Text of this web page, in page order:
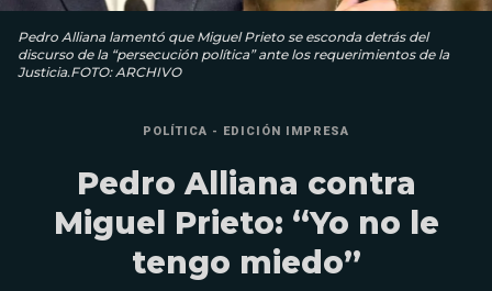
Pedro Alliana lamentó que Miguel Prieto se esconda detrás del
discurso de la “persecución política” ante los requerimientos de la
Justicia.FOTO: ARCHIVO
POLÍTICA - EDICIÓN IMPRESA
Pedro Alliana contra
Miguel Prieto: “Yo no le
tengo miedo”